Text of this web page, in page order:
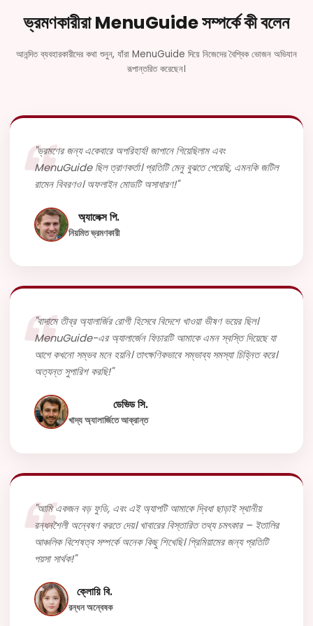
ভ্রমণকারীরা MenuGuide সম্পর্কে কী বলেন
আনন্দিত ব্যবহারকারীদের কথা শুনুন, যাঁরা MenuGuide দিয়ে নিজেদের বৈশ্বিক ভোজন অভিযান
রূপান্তরিত করেছেন।
"ভ্রমণের জন্য একেবারে অপরিহার্য! জাপানে গিয়েছিলাম এবং
MenuGuide ছিল ত্রাণকর্তা। প্রতিটি মেনু বুঝতে পেরেছি, এমনকি জটিল
রামেন বিবরণও। অফলাইন মোডটি অসাধারণ!"
অ্যালেক্স পি.
নিয়মিত ভ্রমণকারী
"বাদামে তীব্র অ্যালার্জির রোগী হিসেবে বিদেশে খাওয়া ভীষণ ভয়ের ছিল।
MenuGuide-এর অ্যালার্জেন ফিচারটি আমাকে এমন স্বস্তি দিয়েছে যা
আগে কখনো সম্ভব মনে হয়নি। তাৎক্ষণিকভাবে সম্ভাব্য সমস্যা চিহ্নিত করে।
অত্যন্ত সুপারিশ করছি!"
ডেভিড সি.
খাদ্য অ্যালার্জিতে আক্রান্ত
"আমি একজন বড় ফুডি, এবং এই অ্যাপটি আমাকে দ্বিধা ছাড়াই স্থানীয়
রন্ধনশৈলী অন্বেষণ করতে দেয়। খাবারের বিস্তারিত তথ্য চমৎকার – ইতালির
আঞ্চলিক বিশেষত্ব সম্পর্কে অনেক কিছু শিখেছি। প্রিমিয়ামের জন্য প্রতিটি
পয়সা সার্থক!"
ক্লোয়ি বি.
রন্ধন অন্বেষক